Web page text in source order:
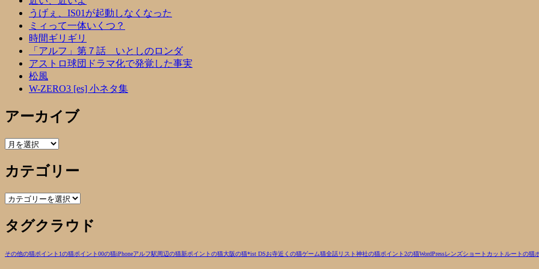
うげぇ、IS01が起動しなくなった
ミィって一体いくつ？
時間ギリギリ
「アルフ」第７話 いとしのロンダ
アストロ球団ドラマ化で発覚した事実
松風
W-ZERO3 [es] 小ネタ集
アーカイブ
ア
カ
イ
ブ
カテゴリー
カ
ゴ
リ
タグクラウド
その他の猫ポイント1の猫ポイント00の猫iPhoneアルフ駅周辺の猫新ポイントの猫大阪の猫*ist DSお寺近くの猫ゲーム猫全話リスト神社の猫ポイント2の猫WordPressレンズショートカットルートの猫